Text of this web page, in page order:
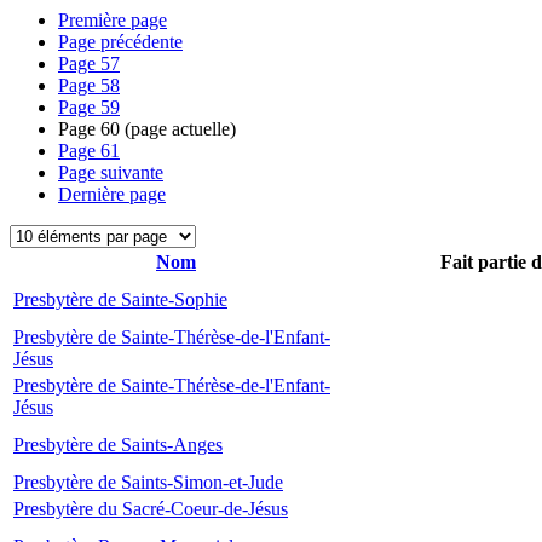
Première page
Page précédente
Page 57
Page 58
Page 59
Page 60 (page actuelle)
Page 61
Page suivante
Dernière page
Nom
Fait partie
Presbytère de Sainte-Sophie
Presbytère de Sainte-Thérèse-de-l'Enfant-
Jésus
Presbytère de Sainte-Thérèse-de-l'Enfant-
Jésus
Presbytère de Saints-Anges
Presbytère de Saints-Simon-et-Jude
Presbytère du Sacré-Coeur-de-Jésus